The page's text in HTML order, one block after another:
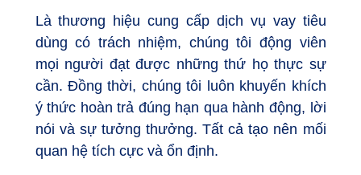
Là thương hiệu cung cấp dịch vụ vay tiêu
dùng có trách nhiệm, chúng tôi động viên
mọi người đạt được những thứ họ thực sự
cần. Đồng thời, chúng tôi luôn khuyến khích
ý thức hoàn trả đúng hạn qua hành động, lời
nói và sự tưởng thưởng. Tất cả tạo nên mối
quan hệ tích cực và ổn định.